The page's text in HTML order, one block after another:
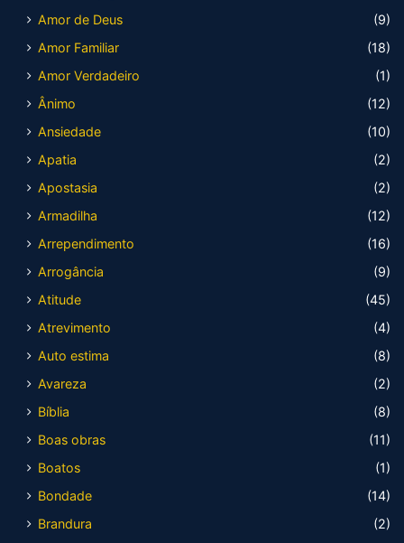
Amor de Deus
(9)
Amor Familiar
(18)
Amor Verdadeiro
(1)
Ânimo
(12)
Ansiedade
(10)
Apatia
(2)
Apostasia
(2)
Armadilha
(12)
Arrependimento
(16)
Arrogância
(9)
Atitude
(45)
Atrevimento
(4)
Auto estima
(8)
Avareza
(2)
Bíblia
(8)
Boas obras
(11)
Boatos
(1)
Bondade
(14)
Brandura
(2)